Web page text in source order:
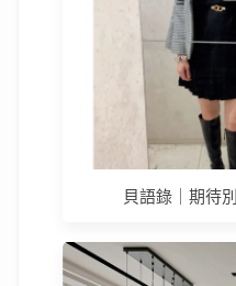
貝語錄｜期待